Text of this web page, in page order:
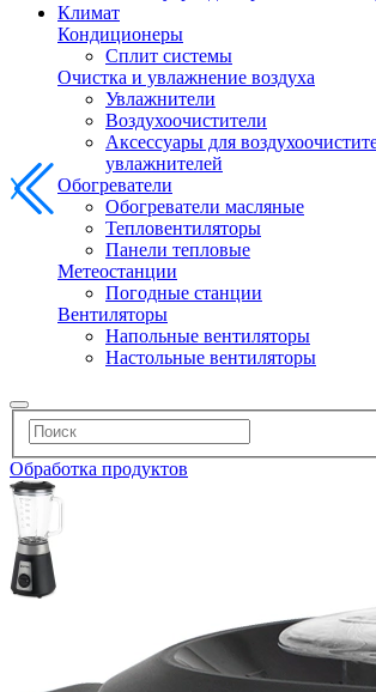
Климат
Кондиционеры
Сплит системы
Очистка и увлажнение воздуха
Увлажнители
Воздухоочистители
Аксессуары для
увлажнителей
Обогреватели
Обогреватели масляные
Тепловентиляторы
Панели тепловые
Метеостанции
Погодные станции
Вентиляторы
Напольные вентиляторы
Настольные вентиляторы
Обработка продуктов